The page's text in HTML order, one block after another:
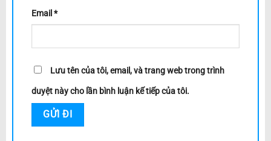
Email *
Lưu tên của tôi, email, và trang web trong trình
duyệt này cho lần bình luận kế tiếp của tôi.